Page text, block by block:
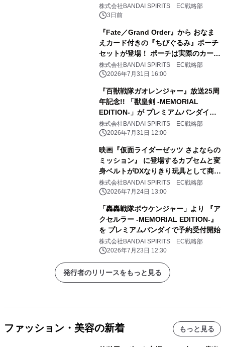
ザインの 『デジタルモンスター
COLOR』が登場！
株式会社BANDAI SPIRITS EC戦略部
3日前
『Fate／Grand Order』から おなま
えカード付きの『ちびぐるみ』ポーチ
セットが登場！ ポーチは実際のカード
デザインがモチーフとなっておりま
す。
株式会社BANDAI SPIRITS EC戦略部
2026年7月31日 16:00
『百獣戦隊ガオレンジャー』放送25周
年記念!! 「獣皇剣 -MEMORIAL
EDITION-」が プレミアムバンダイで
予約受付開始
株式会社BANDAI SPIRITS EC戦略部
2026年7月31日 12:00
映画『仮面ライダーゼッツ さよならの
ミッション』 に登場するカプセムと変
身ベルトがDXなりきり玩具として商品
化！ それぞれキャストボイスも収録！
株式会社BANDAI SPIRITS EC戦略部
2026年7月24日 13:00
「轟轟戦隊ボウケンジャー」より 『ア
クセルラー -MEMORIAL EDITION-』
を プレミアムバンダイで予約受付開始
株式会社BANDAI SPIRITS EC戦略部
2026年7月23日 12:30
発行者のリリースをもっと見る
ファッション・美容の新着 もっと見る